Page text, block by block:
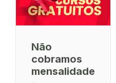
Não
cobramos
mensalidade